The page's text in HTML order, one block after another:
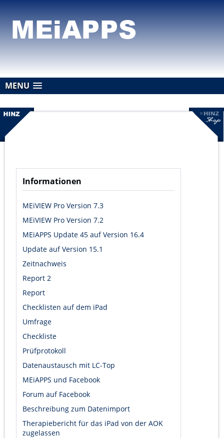
MENU
Informationen
MEiVIEW Pro Version 7.3
MEiVIEW Pro Version 7.2
MEiAPPS Update 45 auf Version 16.4
Update auf Version 15.1
Zeitnachweis
Report 2
Report
Checklisten auf dem iPad
Umfrage
Checkliste
Prüfprotokoll
Datenaustausch mit LC-Top
MEiAPPS und Facebook
Forum auf Facebook
Beschreibung zum Datenimport
Therapiebericht für das iPad von der AOK
zugelassen